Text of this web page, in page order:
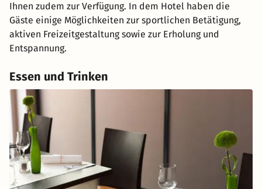
Ihnen zudem zur Verfügung. In dem Hotel haben die
Gäste einige Möglichkeiten zur sportlichen Betätigung,
aktiven Freizeitgestaltung sowie zur Erholung und
Entspannung.
Essen und Trinken